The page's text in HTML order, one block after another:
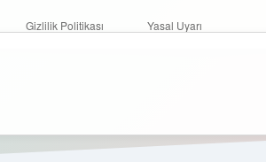
Gizlilik Politikası Yasal Uyarı